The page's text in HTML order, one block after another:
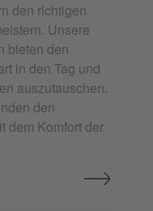
den richtigen
Unsere
bieten den
in den Tag und
auszutauschen.
den
dem Komfort der